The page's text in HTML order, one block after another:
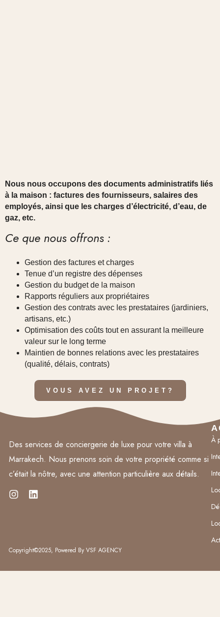
Nous nous occupons des documents administratifs liés
à la maison : factures des fournisseurs, salaires des
employés, ainsi que les charges d’électricité, d’eau, de
gaz, etc.
Ce que nous offrons :
Gestion des factures et charges
Tenue d’un registre des dépenses
Gestion du budget de la maison
Rapports réguliers aux propriétaires
Gestion des contrats avec les prestataires (jardiniers,
artisans, etc.)
Optimisation des coûts tout en assurant la meilleure
valeur sur le long terme
Maintien de bonnes relations avec les prestataires
(qualité, délais, contrats)
VOUS AVEZ UN PROJET?
Des services de conciergerie de luxe pour votre villa à
Marrakech. Nous prenons soin de votre propriété comme si
c’était la nôtre, avec une attention particulière aux détails.
À
Copyright©2025, Powered By VSF AGENCY